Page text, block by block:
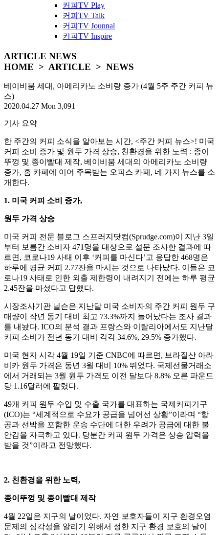
커피TV Play
커피TV Talk
커피TV Jounnal
커피TV Inspire
ARTICLE NEWS
HOME > ARTICLE > NEWS
베이비붐 세대, 아메리카노 소비량 증가 (4월 5주 주간 커피 뉴
스)
2020.04.27 Mon 3,091
기사 요약
한 주간의 커피 소식을 알아보는 시간, <주간 커피 뉴스>! 미국
커피 소비 증가 및 원두 가격 상승, 친환경을 위한 노력 : 종이
뚜껑 및 종이빨대 제작, 베이비붐 세대의 아메리카노 소비량
증가, 홈 카페에 이어 주목받는 오피스 카페, 네 가지 뉴스를 소
개한다.
1. 미국 커피 소비 증가,
원두 가격 상승
미국 커피 전문 블로그 스프러지닷컴(Sprudge.com)이 지난 3일
부터 보름간 소비자 471명을 대상으로 설문 조사한 결과에 따
르면, 코로나19 사태 이후 ‘커피를 마신다’고 응답한 468명은
하루에 평균 커피 2.77잔을 마시는 것으로 나타났다. 이들은 코
로나19 사태로 인한 외출 제한령이 내려지기 전에는 하루 평균
2.45잔을 마셨다고 답했다.
시장조사기관 닐슨은 지난달 미국 소비자의 주간 커피 원두 구
매량이 작년 동기 대비 최고 73.3%까지 늘어났다는 조사 결과
를 내놨다. ICO의 분석 결과 프랑스와 이탈리아에서도 지난달
커피 소비가 전년 동기 대비 각각 34.6%, 29.5% 증가했다.
미국 현지 시각 4월 19일 기준 CNBC에 따르면, 브라질산 아라
비카 원두 가격은 동년 3월 대비 10% 뛰었다. 국제선물거래소
에서 거래되는 3월 원두 가격도 이전 달보다 8.8% 오른 파운드
당 1.16달러에 팔렸다.
49개 커피 원두 수입 및 수출 국가를 대표하는 국제커피기구
(ICO)는 “세계적으로 수요가 공급을 넘어선 상황”이라며 “항
공과 선박을 포함한 운송 수단에 대한 우려가 공급에 대한 불
안감을 자극하고 있다. 당분간 커피 원두 가격은 상승 압력을
받을 것”이라고 전망했다.
2. 친환경을 위한 노력,
종이뚜껑 및 종이빨대 제작
4월 22일은 지구의 날이었다. 자연 보호자들이 지구 환경오염
문제의 심각성을 알리기 위해서 정한 지구 환경 보호의 날이